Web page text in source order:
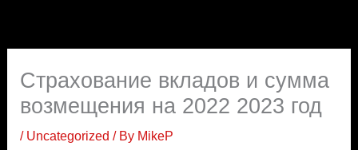
Страхование вкладов и сумма
возмещения на 2022 2023 год
/ Uncategorized / By MikeP